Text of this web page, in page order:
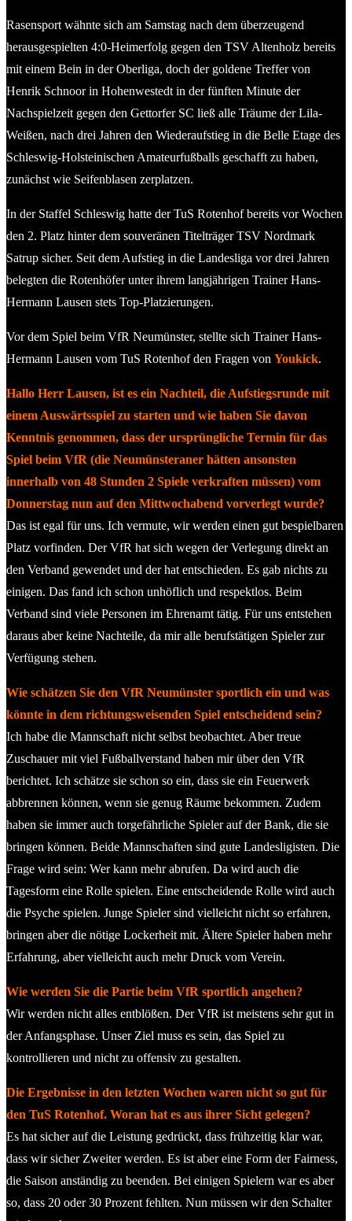
Rasensport wähnte sich am Samstag nach dem überzeugend
herausgespielten 4:0-Heimerfolg gegen den TSV Altenholz bereits
mit einem Bein in der Oberliga, doch der goldene Treffer von
Henrik Schnoor in Hohenwestedt in der fünften Minute der
Nachspielzeit gegen den Gettorfer SC ließ alle Träume der Lila-
Weißen, nach drei Jahren den Wiederaufstieg in die Belle Etage des
Schleswig-Holsteinischen Amateurfußballs geschafft zu haben,
zunächst wie Seifenblasen zerplatzen.
In der Staffel Schleswig hatte der TuS Rotenhof bereits vor Wochen
den 2. Platz hinter dem souveränen Titelträger TSV Nordmark
Satrup sicher. Seit dem Aufstieg in die Landesliga vor drei Jahren
belegten die Rotenhöfer unter ihrem langjährigen Trainer Hans-
Hermann Lausen stets Top-Platzierungen.
Vor dem Spiel beim VfR Neumünster, stellte sich Trainer Hans-
Hermann Lausen vom TuS Rotenhof den Fragen von Youkick.
Hallo Herr Lausen, ist es ein Nachteil, die Aufstiegsrunde mit
einem Auswärtsspiel zu starten und wie haben Sie davon
Kenntnis genommen, dass der ursprüngliche Termin für das
Spiel beim VfR (die Neumünsteraner hätten ansonsten
innerhalb von 48 Stunden 2 Spiele verkraften müssen) vom
Donnerstag nun auf den Mittwochabend vorverlegt wurde?
Das ist egal für uns. Ich vermute, wir werden einen gut bespielbaren
Platz vorfinden. Der VfR hat sich wegen der Verlegung direkt an
den Verband gewendet und der hat entschieden. Es gab nichts zu
einigen. Das fand ich schon unhöflich und respektlos. Beim
Verband sind viele Personen im Ehrenamt tätig. Für uns entstehen
daraus aber keine Nachteile, da mir alle berufstätigen Spieler zur
Verfügung stehen.
Wie schätzen Sie den VfR Neumünster sportlich ein und was
könnte in dem richtungsweisenden Spiel entscheidend sein?
Ich habe die Mannschaft nicht selbst beobachtet. Aber treue
Zuschauer mit viel Fußballverstand haben mir über den VfR
berichtet. Ich schätze sie schon so ein, dass sie ein Feuerwerk
abbrennen können, wenn sie genug Räume bekommen. Zudem
haben sie immer auch torgefährliche Spieler auf der Bank, die sie
bringen können. Beide Mannschaften sind gute Landesligisten. Die
Frage wird sein: Wer kann mehr abrufen. Da wird auch die
Tagesform eine Rolle spielen. Eine entscheidende Rolle wird auch
die Psyche spielen. Junge Spieler sind vielleicht nicht so erfahren,
bringen aber die nötige Lockerheit mit. Ältere Spieler haben mehr
Erfahrung, aber vielleicht auch mehr Druck vom Verein.
Wie werden Sie die Partie beim VfR sportlich angehen?
Wir werden nicht alles entblößen. Der VfR ist meistens sehr gut in
der Anfangsphase. Unser Ziel muss es sein, das Spiel zu
kontrollieren und nicht zu offensiv zu gestalten.
Die Ergebnisse in den letzten Wochen waren nicht so gut für
den TuS Rotenhof. Woran hat es aus ihrer Sicht gelegen?
Es hat sicher auf die Leistung gedrückt, dass frühzeitig klar war,
dass wir sicher Zweiter werden. Es ist aber eine Form der Fairness,
die Saison anständig zu beenden. Bei einigen Spielern war es aber
so, dass 20 oder 30 Prozent fehlten. Nun müssen wir den Schalter